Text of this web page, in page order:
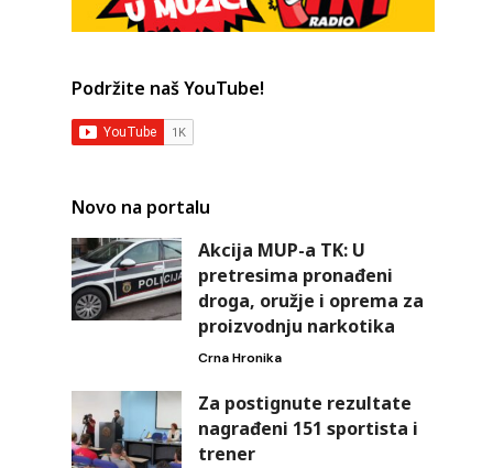
Podržite naš YouTube!
Novo na portalu
Akcija MUP-a TK: U
pretresima pronađeni
droga, oružje i oprema za
proizvodnju narkotika
Crna Hronika
Za postignute rezultate
nagrađeni 151 sportista i
trener